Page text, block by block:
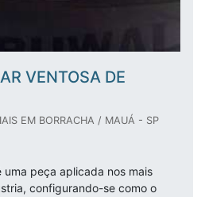
VENTOSA DE
EM BORRACHA / MAUÁ - SP
peça aplicada nos mais
configurando-se como o